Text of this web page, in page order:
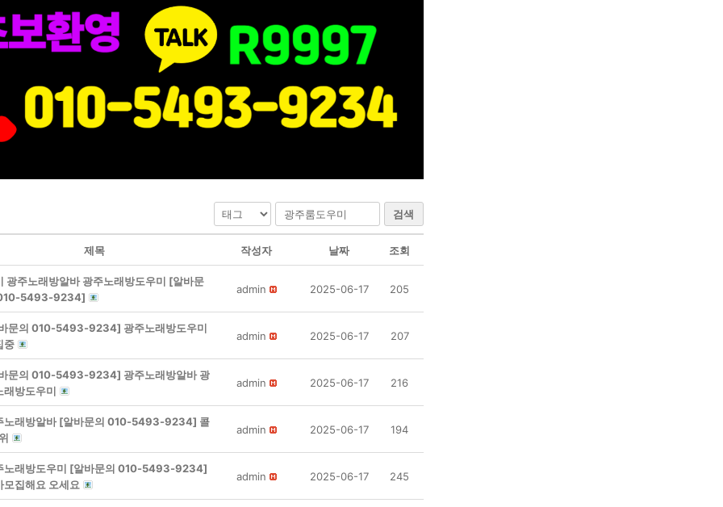
검색
제목 작성자 날짜 조회
광주노래방알바 광주노래방도우미 [알바문
5493-9234]
admin 2025-06-17 205
문의 010-5493-9234] 광주노래방도우미
중
admin 2025-06-17 207
문의 010-5493-9234] 광주노래방알바 광
래방도우미
admin 2025-06-17 216
노래방알바 [알바문의 010-5493-9234] 콜
admin 2025-06-17 194
노래방도우미 [알바문의 010-5493-9234]
모집해요 오세요
admin 2025-06-17 245